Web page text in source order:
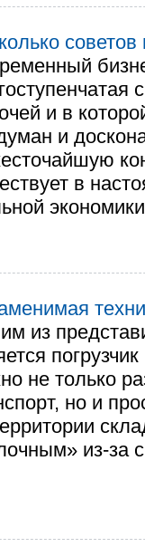
и в
и
в
из
не только
но и
из-за